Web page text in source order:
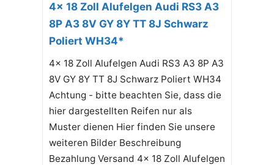
4x 18 Zoll Alufelgen Audi RS3 A3
8P A3 8V GY 8Y TT 8J Schwarz
Poliert WH34*
4x 18 Zoll Alufelgen Audi RS3 A3 8P A3
8V GY 8Y TT 8J Schwarz Poliert WH34
Achtung - bitte beachten Sie, dass die
hier dargestellten Reifen nur als
Muster dienen Hier finden Sie unsere
weiteren Bilder Beschreibung
Bezahlung Versand 4x 18 Zoll Alufelgen